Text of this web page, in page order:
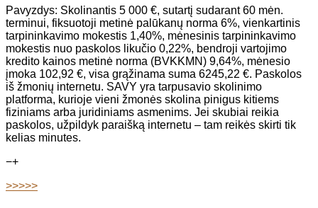
Pavyzdys: Skolinantis 5 000 €, sutartį sudarant 60 mėn.
terminui, fiksuotoji metinė palūkanų norma 6%, vienkartinis
tarpininkavimo mokestis 1,40%, mėnesinis tarpininkavimo
mokestis nuo paskolos likučio 0,22%, bendroji vartojimo
kredito kainos metinė norma (BVKKMN) 9,64%, mėnesio
įmoka 102,92 €, visa grąžinama suma 6245,22 €. Paskolos
iš žmonių internetu. SAVY yra tarpusavio skolinimo
platforma, kurioje vieni žmonės skolina pinigus kitiems
fiziniams arba juridiniams asmenims. Jei skubiai reikia
paskolos, užpildyk paraišką internetu – tam reikės skirti tik
kelias minutes.
−+
>>>>>